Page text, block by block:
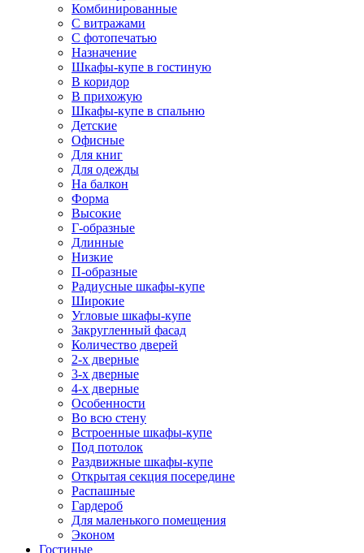
Комбинированные
С витражами
С фотопечатью
Назначение
Шкафы-купе в гостиную
В коридор
В прихожую
Шкафы-купе в спальню
Детские
Офисные
Для книг
Для одежды
На балкон
Форма
Высокие
Г-образные
Длинные
Низкие
П-образные
Радиусные шкафы-купе
Широкие
Угловые шкафы-купе
Закругленный фасад
Количество дверей
2-х дверные
3-х дверные
4-х дверные
Особенности
Во всю стену
Встроенные шкафы-купе
Под потолок
Раздвижные шкафы-купе
Открытая секция посередине
Распашные
Гардероб
Для маленького помещения
Эконом
Гостиные